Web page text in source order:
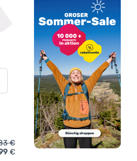
T-Shirt 4F Tshirt M2411'
€
€